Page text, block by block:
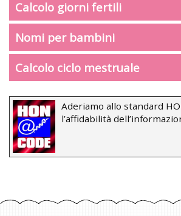
Calcolo giorni fertili
Nomi per bambini
Calcolo ciclo mestruale
Aderiamo allo standard
l’affidabilità